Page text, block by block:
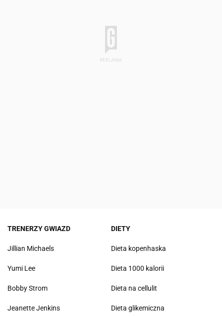
TRENERZY GWIAZD
Jillian Michaels
Yumi Lee
Bobby Strom
Jeanette Jenkins
DIETY
Dieta kopenhaska
Dieta 1000 kalorii
Dieta na cellulit
Dieta glikemiczna